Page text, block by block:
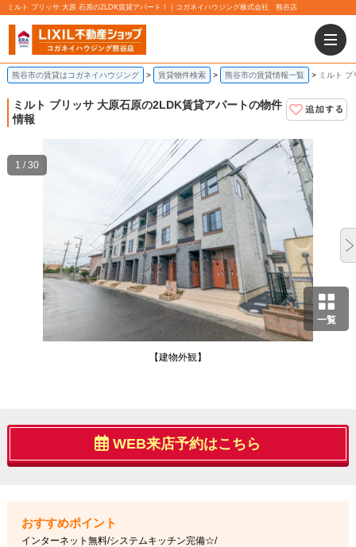
ミルト ブリッサ 大原 石原の2LDK賃貸アパート！｜コガネイハウジング株式会社 熊谷店
熊谷市の賃貸はコガネイハウジング 賃貸物件検索 熊谷市の賃貸情報一覧 ミルト ブ
ミルト ブリッサ 大原石原の2LDK賃貸アパートの物件
情報
一覧
【建物外観】
1 / 30
WEB来店予約はこちら
インターネット無料/システムキッチン完備☆/